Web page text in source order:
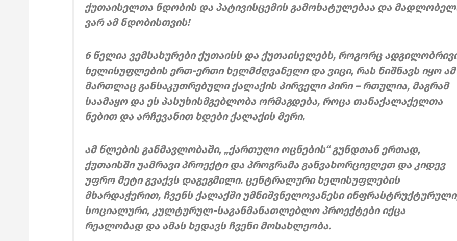
ქუთაისელთა ნდობის და პატივისცემის გამოხატულებაა და
ვარ ამ ნდობისთვის!
6 წელია ვემსახურები ქუთაისს და ქუთაისელებს, როგორც
ხელისუფლების ერთ-ერთი ხელმძღვანელი და ვიცი, რას ნიშნავს იყო ამ
მართლაც განსაკუთრებული ქალაქის პირველი პირი – რთულია, მაგრამ
საამაყო და ეს პასუხისმგებლობა ორმაგდება, როცა თანაქალაქელთა
ნებით და არჩევანით ხდები ქალაქის მერი.
ამ წლების განმავლობაში, „ქართული ოცნების“ გუნდთან ერთად,
ქუთაისში უამრავი პროექტი და პროგრამა განვახორციელეთ და კიდევ
უფრო მეტი გვაქვს დაგეგმილი. ცენტრალური ხელისუფლების
მხარდაჭერით, ჩვენს ქალაქში უმნიშვნელოვანესი
სოციალური, კულტურულ-საგანმანათლებლო პროექტები იქცა
რეალობად და ამას ხედავს ჩვენი მოსახლეობა.